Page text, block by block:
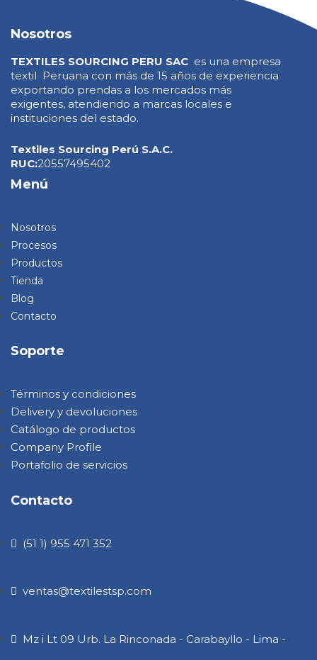
Nosotros
TEXTILES SOURCING PERU SAC es una empresa
textil Peruana con más de 15 años de experiencia
exportando prendas a los mercados más
exigentes, atendiendo a marcas locales e
instituciones del estado.
Textiles Sourcing Perú S.A.C.
RUC:20557495402
Menú
Nosotros
Procesos
Productos
Tienda
Blog
Contacto
Soporte
Términos y condiciones
Delivery y devoluciones
Catálogo de productos
Company Profile
Portafolio de servicios
Contacto
(51 1) 955 471 352
ventas@textilestsp.com
Mz i Lt 09 Urb. La Rinconada - Carabayllo - Lima -